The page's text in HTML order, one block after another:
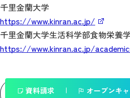
千里金蘭大学
https://www.kinran.ac.jp/
千里金蘭大学生活科学部食物栄養
https://www.kinran.ac.jp/
一覧へ戻る
資料請求 オープンキ